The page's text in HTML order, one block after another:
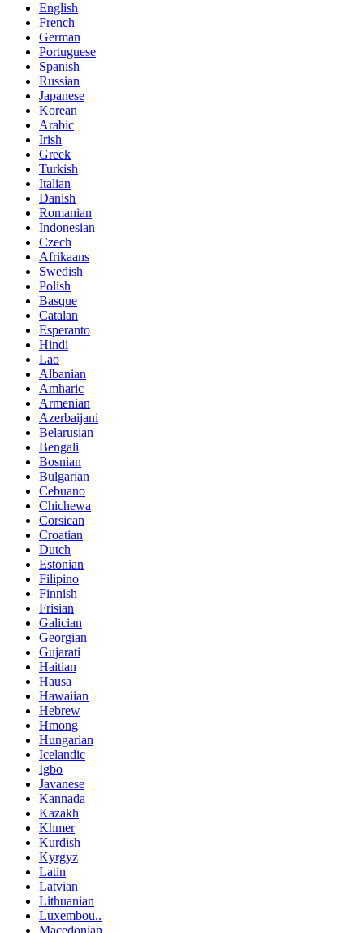
English
French
German
Portuguese
Spanish
Russian
Japanese
Korean
Arabic
Irish
Greek
Turkish
Italian
Danish
Romanian
Indonesian
Czech
Afrikaans
Swedish
Polish
Basque
Catalan
Esperanto
Hindi
Lao
Albanian
Amharic
Armenian
Azerbaijani
Belarusian
Bengali
Bosnian
Bulgarian
Cebuano
Chichewa
Corsican
Croatian
Dutch
Estonian
Filipino
Finnish
Frisian
Galician
Georgian
Gujarati
Haitian
Hausa
Hawaiian
Hebrew
Hmong
Hungarian
Icelandic
Igbo
Javanese
Kannada
Kazakh
Khmer
Kurdish
Kyrgyz
Latin
Latvian
Lithuanian
Luxembou..